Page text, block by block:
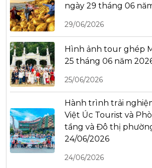
ngày 29 tháng 06
29/06/2026
Hình ảnh tour ghép
25 tháng 06 năm
25/06/2026
Hành trình trải
Việt Úc Tourist và
tầng và Đô thị
24/06/2026
24/06/2026